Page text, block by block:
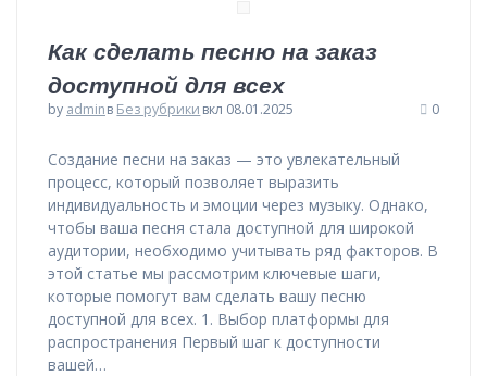
Как сделать песню на заказ
доступной для всех
by adminв Без рубрики вкл 08.01.2025 0
Создание песни на заказ — это увлекательный
процесс, который позволяет выразить
индивидуальность и эмоции через музыку. Однако,
чтобы ваша песня стала доступной для широкой
аудитории, необходимо учитывать ряд факторов. В
этой статье мы рассмотрим ключевые шаги,
которые помогут вам сделать вашу песню
доступной для всех. 1. Выбор платформы для
распространения Первый шаг к доступности
вашей…